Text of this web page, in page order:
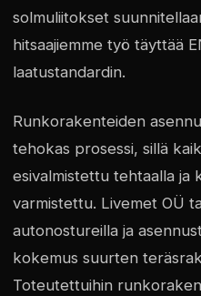
solmuliitokset
hitsaajiemme työ täyttää
laatustandardin.
Runkorakenteiden
tehokas prosessi, sillä
esivalmistettu tehtaalla ja
varmistettu. Livemet OÜ
autonostureilla ja
kokemus suurten
Toteutettuihin